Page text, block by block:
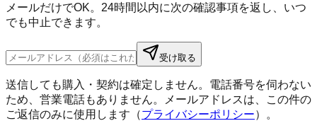
メールだけでOK。24時間以内に次の確認事項を返し、いつ
でも中止できます。
受け取る
送信しても購入・契約は確定しません。電話番号を伺わない
ため、営業電話もありません。メールアドレスは、この件の
ご返信のみに使用します（プライバシーポリシー）。